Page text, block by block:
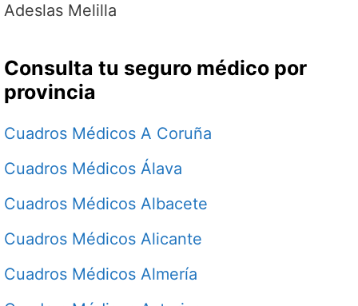
Adeslas Melilla
Consulta tu seguro médico por
provincia
Cuadros Médicos A Coruña
Cuadros Médicos Álava
Cuadros Médicos Albacete
Cuadros Médicos Alicante
Cuadros Médicos Almería